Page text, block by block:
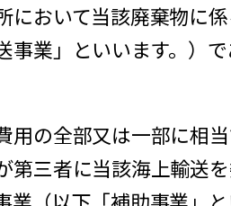
において当該廃棄物に
事業」といいます。）
の全部又は一部に相
第三者に当該海上輸送